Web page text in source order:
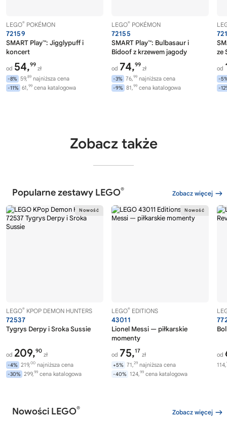
LEGO® POKÉMON
72159
SMART Play™: Jigglypuff i
koncert
od 54,99
zł
-8% 59,89 najniższa cena
-11% 61,99 cena katalogowa
LEGO® POKÉMON
72155
SMART Play™: Bulbasaur i
Bidoof z krzewem jagody
od 74,99
zł
-3% 76,99 najniższa cena
-9% 81,99 cena katalogowa
ze
od
-
-
Zobacz także
Popularne zestawy LEGO® Zobacz więcej
LEGO® KPOP DEMON HUNTERS
72537
Tygrys Derpy i Sroka Sussie
od 209,90
zł
-4% 219,00 najniższa cena
-30% 299,99 cena katalogowa
LEGO® EDITIONS
43011
Lionel Messi — piłkarskie
momenty
od 75,17
zł
+5% 71,29 najniższa cena
-40% 124,99 cena katalogowa
od
114,
Nowości LEGO® Zobacz więcej